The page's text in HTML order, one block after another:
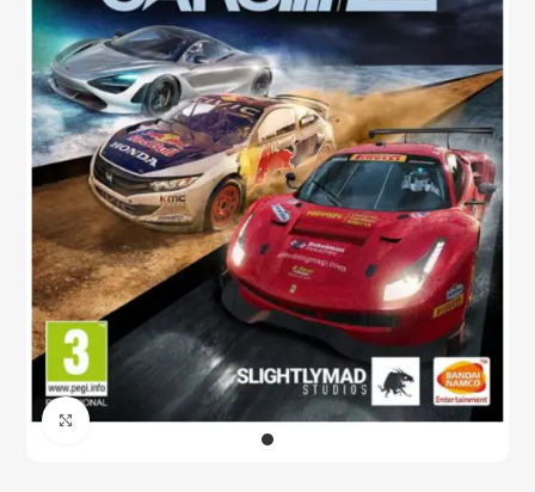
Click to enlarge